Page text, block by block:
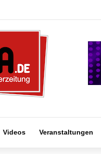
Videos Veranstaltungen